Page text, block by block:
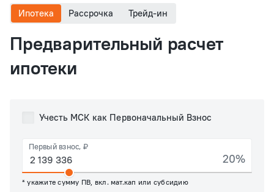
Предварительный расчет
ипотеки
Ипотека Рассрочка Трейд-ин
Учесть МСК как Первоначальный Взнос
Первый взнос, ₽
20%
* укажите сумму ПВ, вкл. мат.кап или субсидию